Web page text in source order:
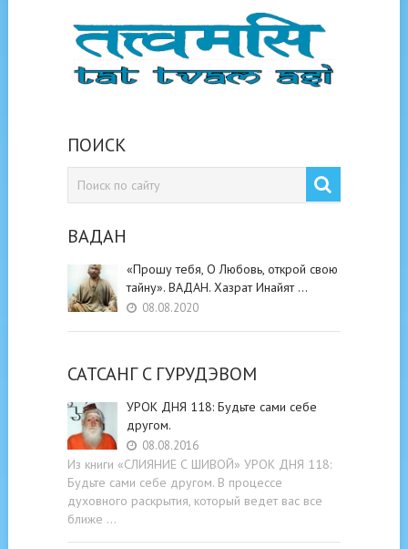
ПОИСК
ВАДАН
«Прошу тебя, О Любовь, открой свою
тайну». ВАДАН. Хазрат Инайят …
08.08.2020
САТСАНГ C ГУРУДЭВОМ
УРОК ДНЯ 118: Будьте cами cебе
другом.
08.08.2016
Из книги «СЛИЯНИЕ С ШИВОЙ» УРОК ДНЯ 118:
Будьте cами cебе другом. В процессе
духовного раскрытия, который ведет вас все
ближе …